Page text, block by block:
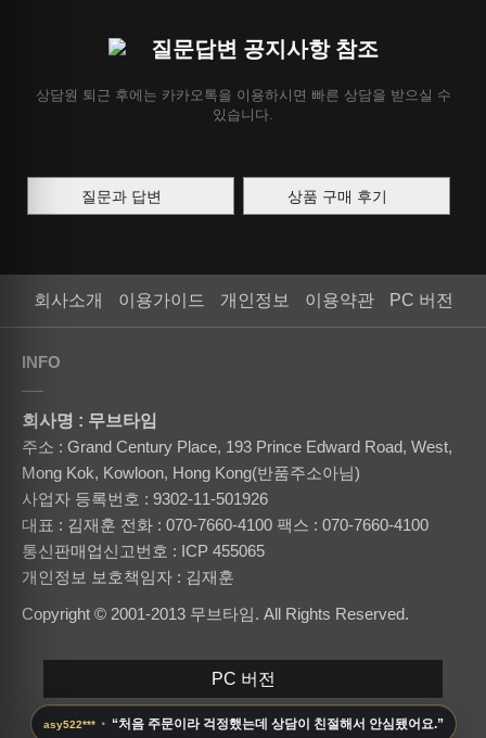
asy522*** · “처음 주문이라 걱정했는데 상담이 친절해서 안심됐어요.”
질문답변 공지사항 참조
상담원 퇴근 후에는 카카오톡을 이용하시면 빠른 상담을 받으실 수
있습니다.
질문과 답변 상품 구매 후기
회사소개 이용가이드 개인정보 이용약관 PC 버전
INFO
회사명 : 무브타임
주소 : Grand Century Place, 193 Prince Edward Road, West,
Mong Kok, Kowloon, Hong Kong(반품주소아님)
사업자 등록번호 : 9302-11-501926
대표 : 김재훈 전화 : 070-7660-4100 팩스 : 070-7660-4100
통신판매업신고번호 : ICP 455065
개인정보 보호책임자 : 김재훈
Copyright © 2001-2013 무브타임. All Rights Reserved.
PC 버전